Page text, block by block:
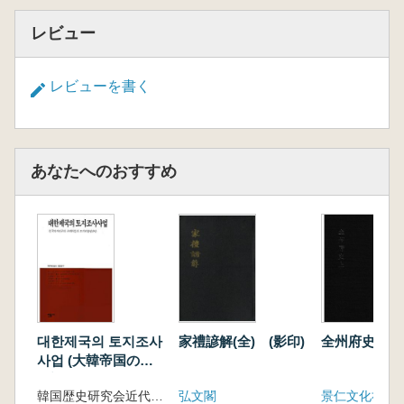
レビュー
レビューを書く
あなたへのおすすめ
대한제국의 토지조사
사업 (大韓帝国の土
家禮諺解(全) (影印)
弘文閣
全州府史 上
景仁文化社